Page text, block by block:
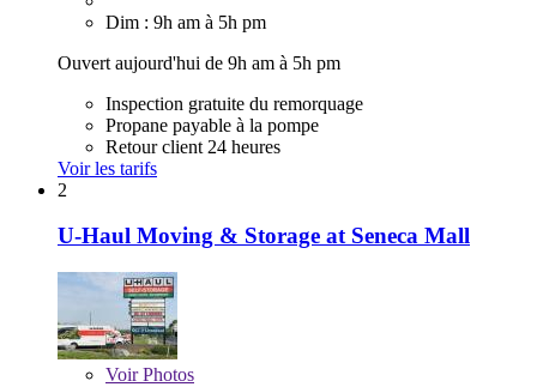
Dim : 9h am à 5h pm
Ouvert aujourd'hui de 9h am à 5h pm
Inspection gratuite du remorquage
Propane payable à la pompe
Retour client 24 heures
Voir les tarifs
2
U-Haul Moving & Storage at Seneca Mall
VoirPhotos